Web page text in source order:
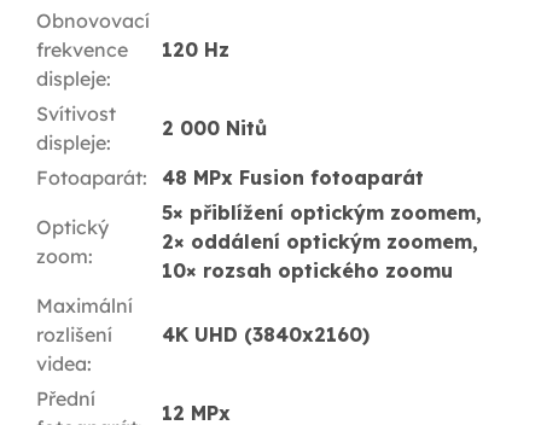
Obnovovací
frekvence
displeje:
120 Hz
Svítivost
displeje:
2 000 Nitů
Fotoaparát: 48 MPx Fusion fotoaparát
Optický
zoom:
5× přiblížení optickým zoomem,
2× oddálení optickým zoomem,
10× rozsah optického zoomu
Maximální
rozlišení
videa:
4K UHD (3840x2160)
Přední
12 MPx